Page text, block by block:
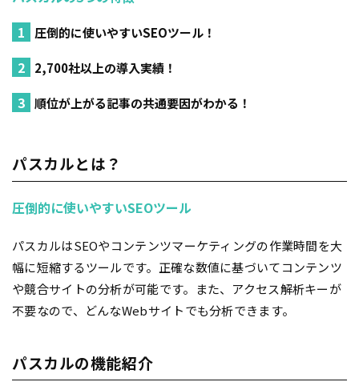
圧倒的に使いやすいSEOツール！
2,700社以上の導入実績！
順位が上がる記事の共通要因がわかる！
パスカルとは？
圧倒的に使いやすいSEOツール
パスカルはSEOやコンテンツマーケティングの作業時間を大
幅に短縮するツールです。正確な数値に基づいてコンテンツ
や競合サイトの分析が可能です。また、アクセス解析キーが
不要なので、どんなWebサイトでも分析できます。
パスカルの機能紹介